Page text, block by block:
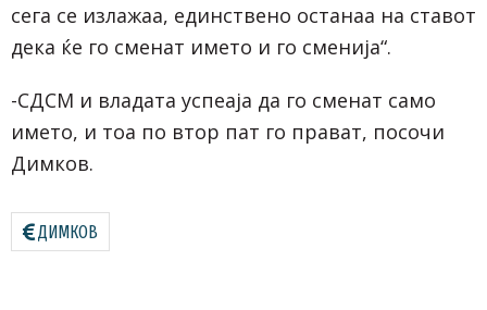
сега се излажаа, единствено останаа на ставот
дека ќе го сменат името и го сменија“.
-СДСМ и владата успеаја да го сменат само
името, и тоа по втор пат го прават, посочи
Димков.
ДИМКОВ